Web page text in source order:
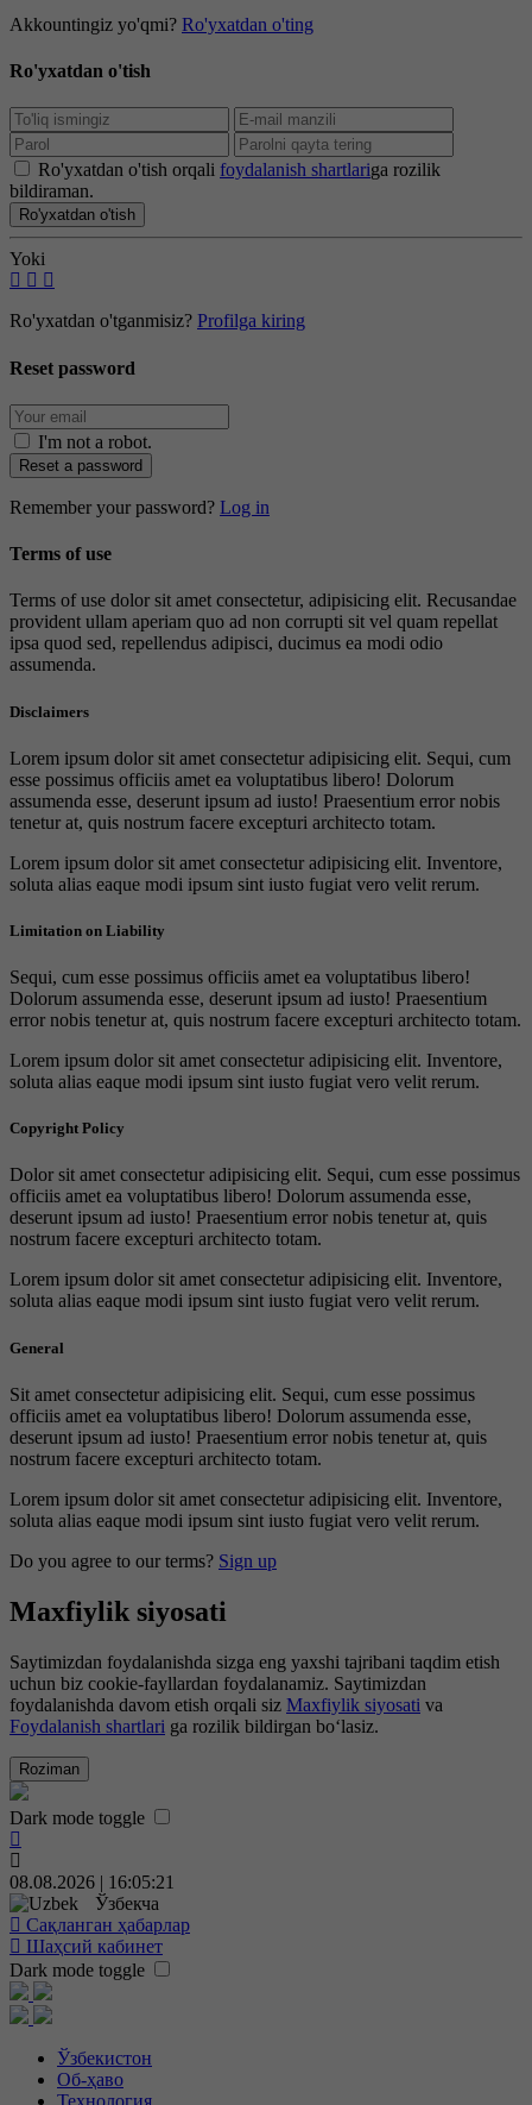
Akkountingiz yo'qmi? Ro'yxatdan o'ting
Ro'yxatdan o'tish
Ro'yxatdan o'tish orqali foydalanish shartlariga rozilik
bildiraman.
Ro'yxatdan o'tish
Yoki
Ro'yxatdan o'tganmisiz? Profilga kiring
Reset password
I'm not a robot.
Reset a password
Remember your password? Log in
Terms of use
Terms of use dolor sit amet consectetur, adipisicing elit. Recusandae
provident ullam aperiam quo ad non corrupti sit vel quam repellat
ipsa quod sed, repellendus adipisci, ducimus ea modi odio
assumenda.
Disclaimers
Lorem ipsum dolor sit amet consectetur adipisicing elit. Sequi, cum
esse possimus officiis amet ea voluptatibus libero! Dolorum
assumenda esse, deserunt ipsum ad iusto! Praesentium error nobis
tenetur at, quis nostrum facere excepturi architecto totam.
Lorem ipsum dolor sit amet consectetur adipisicing elit. Inventore,
soluta alias eaque modi ipsum sint iusto fugiat vero velit rerum.
Limitation on Liability
Sequi, cum esse possimus officiis amet ea voluptatibus libero!
Dolorum assumenda esse, deserunt ipsum ad iusto! Praesentium
error nobis tenetur at, quis nostrum facere excepturi architecto totam.
Lorem ipsum dolor sit amet consectetur adipisicing elit. Inventore,
soluta alias eaque modi ipsum sint iusto fugiat vero velit rerum.
Copyright Policy
Dolor sit amet consectetur adipisicing elit. Sequi, cum esse possimus
officiis amet ea voluptatibus libero! Dolorum assumenda esse,
deserunt ipsum ad iusto! Praesentium error nobis tenetur at, quis
nostrum facere excepturi architecto totam.
Lorem ipsum dolor sit amet consectetur adipisicing elit. Inventore,
soluta alias eaque modi ipsum sint iusto fugiat vero velit rerum.
General
Sit amet consectetur adipisicing elit. Sequi, cum esse possimus
officiis amet ea voluptatibus libero! Dolorum assumenda esse,
deserunt ipsum ad iusto! Praesentium error nobis tenetur at, quis
nostrum facere excepturi architecto totam.
Lorem ipsum dolor sit amet consectetur adipisicing elit. Inventore,
soluta alias eaque modi ipsum sint iusto fugiat vero velit rerum.
Do you agree to our terms? Sign up
Maxfiylik siyosati
Saytimizdan foydalanishda sizga eng yaxshi tajribani taqdim etish
uchun biz cookie-fayllardan foydalanamiz. Saytimizdan
foydalanishda davom etish orqali siz Maxfiylik siyosati va
Foydalanish shartlari ga rozilik bildirgan bo‘lasiz.
Roziman
Dark mode toggle
08.08.2026 | 16:05:22
Ўзбекча
Сақланган ҳабарлар
Шаҳсий кабинет
Dark mode toggle
Ўзбекистон
Об-ҳаво
Технология